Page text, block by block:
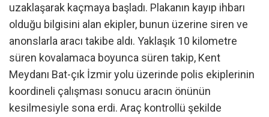
uzaklaşarak kaçmaya başladı. Plakanın kayıp ihbarı
olduğu bilgisini alan ekipler, bunun üzerine siren ve
anonslarla aracı takibe aldı. Yaklaşık 10 kilometre
süren kovalamaca boyunca süren takip, Kent
Meydanı Bat-çık İzmir yolu üzerinde polis ekiplerinin
koordineli çalışması sonucu aracın önünün
kesilmesiyle sona erdi. Araç kontrollü şekilde